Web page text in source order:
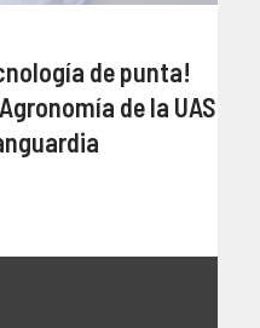
de punta!
de la UAS